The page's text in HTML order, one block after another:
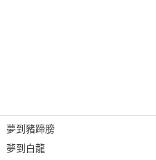
夢到豬蹄膀
夢到白龍